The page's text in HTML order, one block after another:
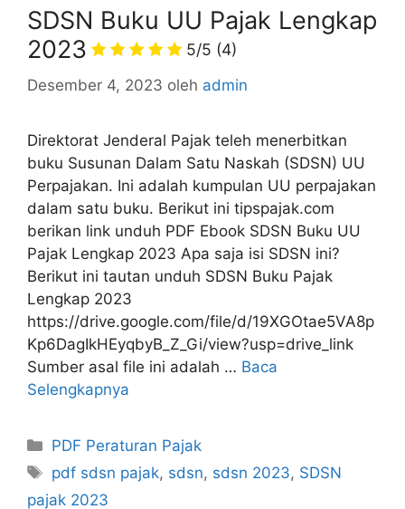
SDSN Buku UU Pajak Lengkap
2023
5/5 (4)
Desember 4, 2023 oleh admin
Direktorat Jenderal Pajak teleh menerbitkan
buku Susunan Dalam Satu Naskah (SDSN) UU
Perpajakan. Ini adalah kumpulan UU perpajakan
dalam satu buku. Berikut ini tipspajak.com
berikan link unduh PDF Ebook SDSN Buku UU
Pajak Lengkap 2023 Apa saja isi SDSN ini?
Berikut ini tautan unduh SDSN Buku Pajak
Lengkap 2023
https://drive.google.com/file/d/19XGOtae5VA8p
Kp6DagIkHEyqbyB_Z_Gi/view?usp=drive_link
Sumber asal file ini adalah … Baca
Selengkapnya
Kategori
PDF Peraturan Pajak
Tag
pdf sdsn pajak, sdsn, sdsn 2023, SDSN
pajak 2023